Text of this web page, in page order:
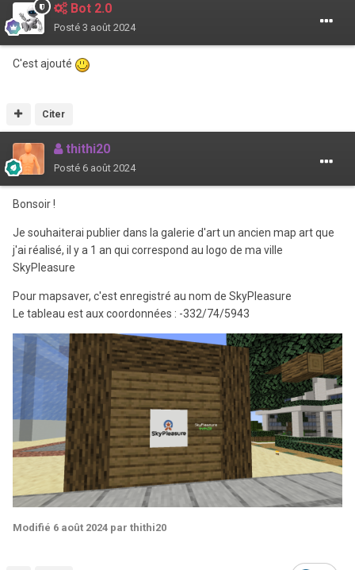
Bot 2.0
Posté 3 août 2024
C'est ajouté
Citer
thithi20
Posté 6 août 2024
Bonsoir !
Je souhaiterai publier dans la galerie d'art un ancien map art que
j'ai réalisé, il y a 1 an qui correspond au logo de ma ville
SkyPleasure
Pour mapsaver, c'est enregistré au nom de SkyPleasure
Le tableau est aux coordonnées : -332/74/5943
Modifié 6 août 2024 par thithi20